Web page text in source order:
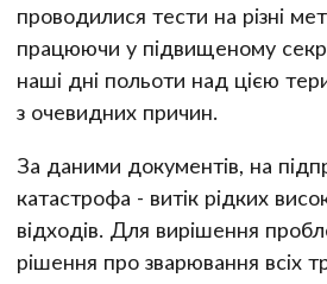
проводилися тести на різні
працюючи у підвищеному
наші дні польоти над цією
з очевидних причин.
За даними документів, на
катастрофа - витік рідких
відходів. Для вирішення
рішення про зварювання всіх